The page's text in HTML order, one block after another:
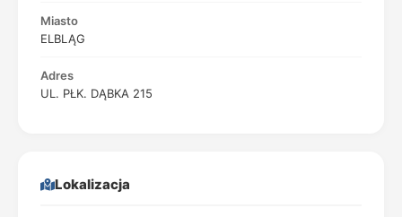
Miasto
ELBLĄG
Adres
UL. PŁK. DĄBKA 215
Lokalizacja